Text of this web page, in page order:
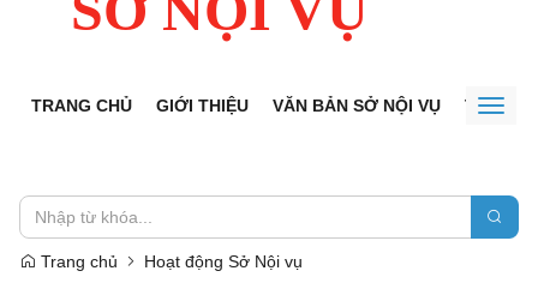
TRANG CHỦ GIỚI THIỆU VĂN BẢN SỞ NỘI VỤ TRA
Trang chủ Hoạt động Sở Nội vụ